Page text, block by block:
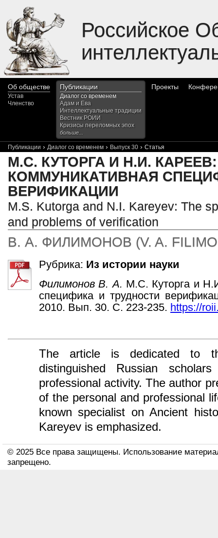
Российское
Об обществе
Устав
Членство
Публикации
Диалог со временем
Адам и Ева
Интеллектуальные традиции
Вестник РОИИ
Кризисы переломных эпох
больше...
Проекты
Публикации › Диалог со временем › Выпуск 30 › Статья
М.С. КУТОРГА И Н.И. КАРЕЕВ:
КОММУНИКАТИВНАЯ
ВЕРИФИКАЦИИ
M.S. Kutorga and N.I. Kareyev: The
and problems of verification
В. А. ФИЛИМОНОВ (V. A.
Рубрика: Из истории науки
Филимонов В. А. М.С. Куторга и
специфика и трудности
2010. Вып. 30. С. 223-235. https://
The article is dedicated to
distinguished Russian
professional activity. The author
of the personal and professional
known specialist on Ancient
Kareyev is emphasized.
© 2025 Все права защищены. Использование
запрещено.